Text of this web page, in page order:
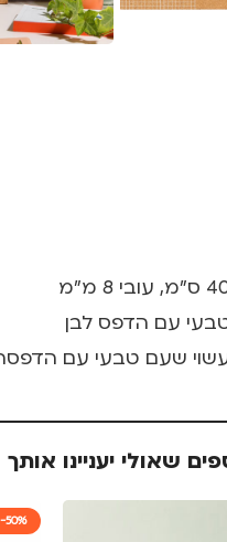
עם הדפס לבן
שעם טבעי עם
שאולי יעניינו אותך
-50%